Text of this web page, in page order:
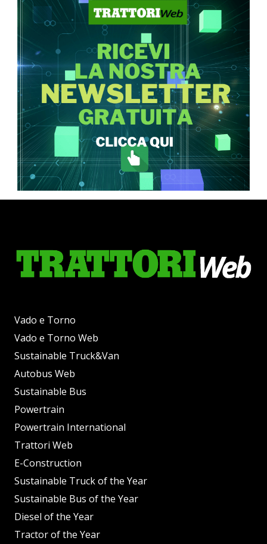
Vado e Torno
Vado e Torno Web
Sustainable Truck&Van
Autobus Web
Sustainable Bus
Powertrain
Powertrain International
Trattori Web
E-Construction
Sustainable Truck of the Year
Sustainable Bus of the Year
Diesel of the Year
Tractor of the Year